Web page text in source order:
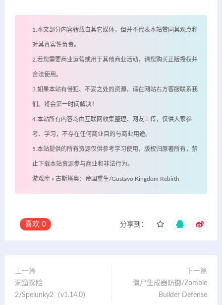
1.本文部分内容转载自其它媒体，但并不代表本站赞同其观点和
对其真实性负责。
2.若您需要商业运营或用于其他商业活动，请您购买正版授权并
合法使用。
3.如果本站有侵犯、不妥之处的资源，请在网站右方客服联系我
们。将会第一时间解决！
4.本站所有内容均由互联网收集整理、网友上传，仅供大家参
考、学习，不存在任何商业目的与商业用途。
5.本站提供的所有资源仅供参考学习使用，版权归原著所有，禁
止下载本站资源参与商业和非法行为。
游戏库 » 古斯塔奥：帝国重生/Gustavo Kingdom Rebirth
喜欢 0 分享到：
上一篇
洞窟探险
2/Spelunky2（v1.14.0）
下一篇
僵尸生成器防御/Zombie
Builder Defense